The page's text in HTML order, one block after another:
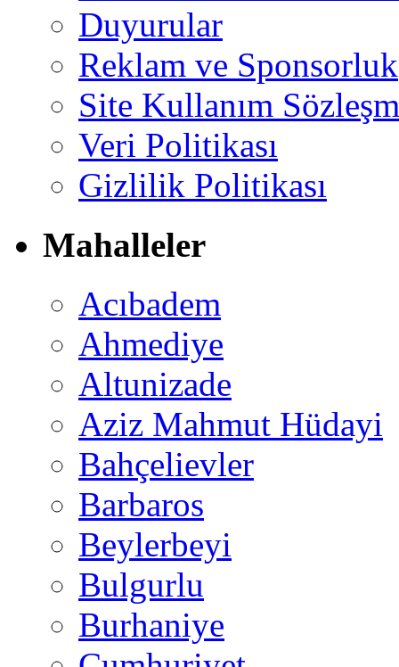
Duyurular
Reklam ve Sponsorluk
Site Kullanım
Veri Politikası
Gizlilik Politikası
Mahalleler
Acıbadem
Ahmediye
Altunizade
Aziz Mahmut Hüdayi
Bahçelievler
Barbaros
Beylerbeyi
Bulgurlu
Burhaniye